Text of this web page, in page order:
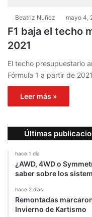
Beatriz Nuñez mayo 4,
F1 baja el techo
2021
El techo presupuestario
Fórmula 1 a partir de
Leer más »
Últimas
hace 1 día
¿AWD, 4WD o
saber sobre los
hace 2 días
Remontadas
Invierno de Kartismo